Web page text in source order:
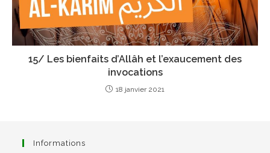
15/ Les bienfaits d’Allâh et l’exaucement des
invocations
18 janvier 2021
Informations